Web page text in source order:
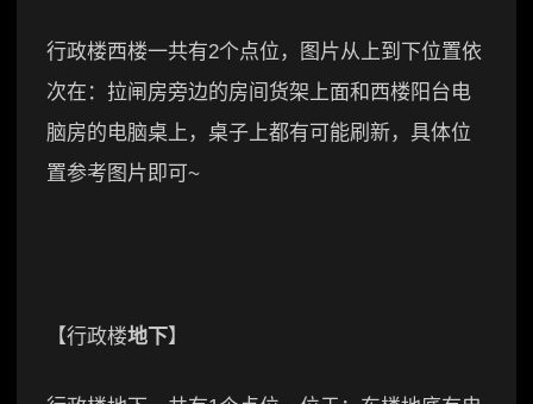
行政楼西楼一共有2个点位，图片从上到下位置依
次在：拉闸房旁边的房间货架上面和西楼阳台电
脑房的电脑桌上，桌子上都有可能刷新，具体位
置参考图片即可~
【行政楼地下】